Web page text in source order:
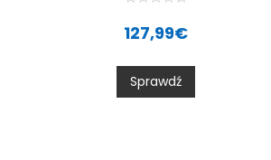
a
0
o
u
t
127,99€
Sprawdź